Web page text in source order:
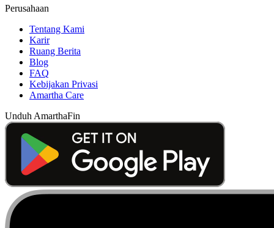
Perusahaan
Tentang Kami
Karir
Ruang Berita
Blog
FAQ
Kebijakan Privasi
Amartha Care
Unduh AmarthaFin